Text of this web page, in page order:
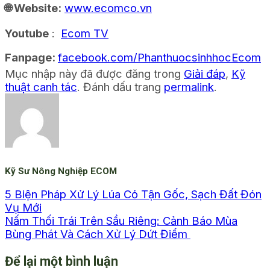
🌐 Website: www.ecomco.vn
Youtube : Ecom TV
Fanpage: facebook.com/PhanthuocsinhhocEcom
Mục nhập này đã được đăng trong Giải đáp, Kỹ
thuật canh tác. Đánh dấu trang permalink.
Kỹ Sư Nông Nghiệp ECOM
5 Biện Pháp Xử Lý Lúa Cỏ Tận Gốc, Sạch Đất Đón
Vụ Mới
Nấm Thối Trái Trên Sầu Riêng: Cảnh Báo Mùa
Bùng Phát Và Cách Xử Lý Dứt Điểm
Để lại một bình luận